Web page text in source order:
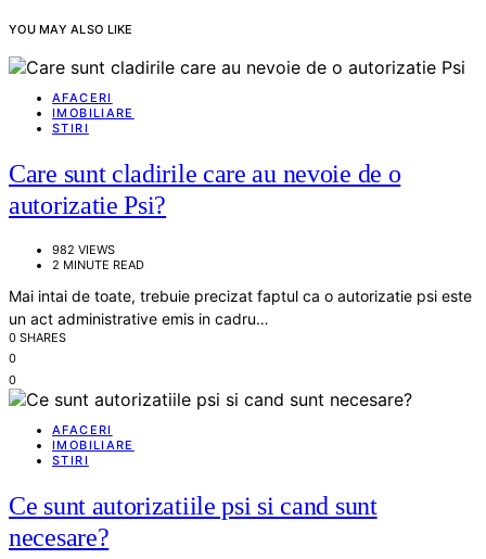
YOU MAY ALSO LIKE
AFACERI
IMOBILIARE
STIRI
Care sunt cladirile care au nevoie de o
autorizatie Psi?
982 VIEWS
2 MINUTE READ
Mai intai de toate, trebuie precizat faptul ca o autorizatie psi este
un act administrative emis in cadru…
0 SHARES
0
0
AFACERI
IMOBILIARE
STIRI
Ce sunt autorizatiile psi si cand sunt
necesare?